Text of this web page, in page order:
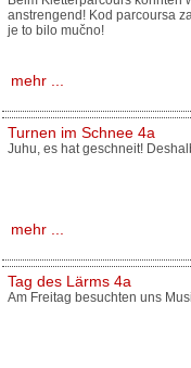
anstrengend! Kod parcoursa
je to bilo mučno!
mehr ...
Turnen im Schnee 4a
Juhu, es hat geschneit!
mehr ...
Tag des Lärms 4a
Am Freitag besuchten uns